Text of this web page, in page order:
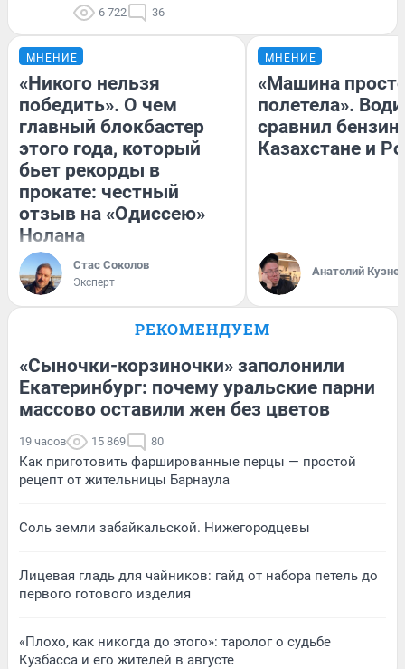
6 722 36
МНЕНИЕ
«Никого нельзя
победить». О чем
главный блокбастер
этого года, который
бьет рекорды в
прокате: честный
отзыв на «Одиссею»
Нолана
Стас Соколов
Эксперт
МНЕНИЕ
«Машина
полетела».
сравнил бензин
Казахстане и
Анатолий
РЕКОМЕНДУЕМ
«Сыночки-корзиночки» заполонили
Екатеринбург: почему уральские парни
массово оставили жен без цветов
19 часов 15 869 80
Как приготовить фаршированные перцы — простой
рецепт от жительницы Барнаула
Соль земли забайкальской. Нижегородцевы
Лицевая гладь для чайников: гайд от набора петель до
первого готового изделия
«Плохо, как никогда до этого»: таролог о судьбе
Кузбасса и его жителей в августе